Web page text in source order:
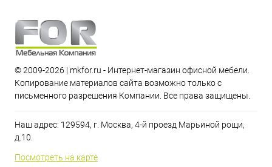
© 2009-2026 | mkfor.ru - Интернет-магазин офисной мебели.
Копирование материалов сайта возможно только с
письменного разрешения Компании. Все права защищены.
Наш адрес: 129594, г. Москва, 4-й проезд Марьиной рощи,
д.10.
Посмотреть на карте